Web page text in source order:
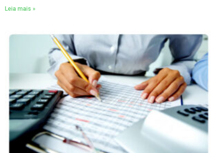
Leia mais »